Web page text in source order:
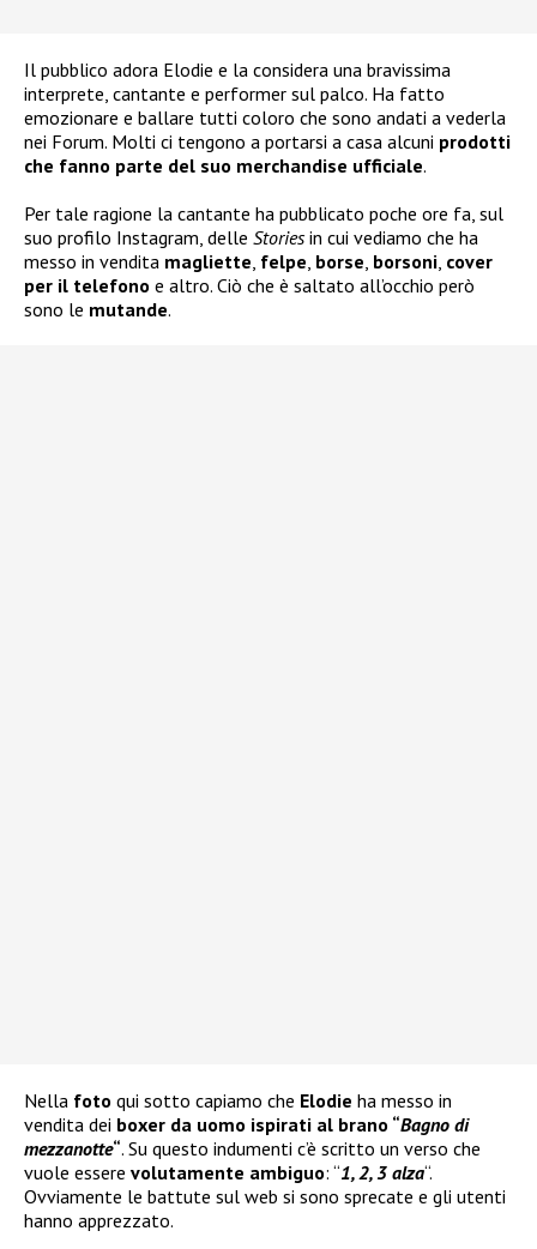
Il pubblico adora Elodie e la considera una bravissima
interprete, cantante e performer sul palco. Ha fatto
emozionare e ballare tutti coloro che sono andati a vederla
nei Forum. Molti ci tengono a portarsi a casa alcuni prodotti
che fanno parte del suo merchandise ufficiale.
Per tale ragione la cantante ha pubblicato poche ore fa, sul
suo profilo Instagram, delle Storiesin cui vediamo che ha
messo in vendita magliette, felpe, borse, borsoni, cover
per il telefono e altro. Ciò che è saltato all’occhio però
sono le mutande.
Nella foto qui sotto capiamo che Elodie ha messo in
vendita dei boxer da uomo ispirati al brano “Bagno di
mezzanotte“. Su questo indumenti c’è scritto un verso che
vuole essere volutamente ambiguo: “1, 2, 3 alza“.
Ovviamente le battute sul web si sono sprecate e gli utenti
hanno apprezzato.